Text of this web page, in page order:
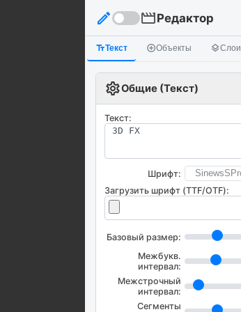
edit movieРедактор
text_fieldsТекст add_circle_outlineОбъекты layersСлои
settingsОбщие (Текст)
Текст:
Шрифт:
Загрузить шрифт (TTF/OTF):
Базовый размер:
Межбукв.
интервал:
Межстрочный
интервал:
Сегменты